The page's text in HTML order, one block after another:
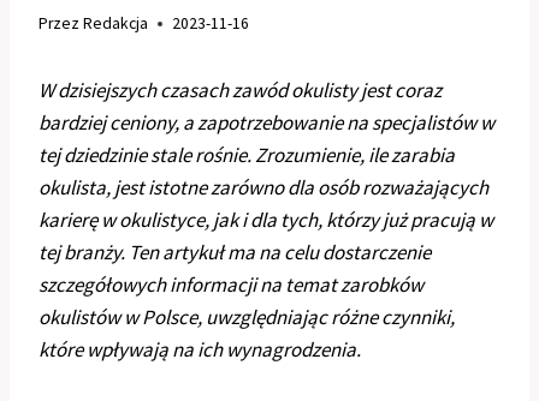
PrzezRedakcja 2023-11-16
W dzisiejszych czasach zawód okulisty jest coraz
bardziej ceniony, a zapotrzebowanie na specjalistów w
tej dziedzinie stale rośnie. Zrozumienie, ile zarabia
okulista, jest istotne zarówno dla osób rozważających
karierę w okulistyce, jak i dla tych, którzy już pracują w
tej branży. Ten artykuł ma na celu dostarczenie
szczegółowych informacji na temat zarobków
okulistów w Polsce, uwzględniając różne czynniki,
które wpływają na ich wynagrodzenia.